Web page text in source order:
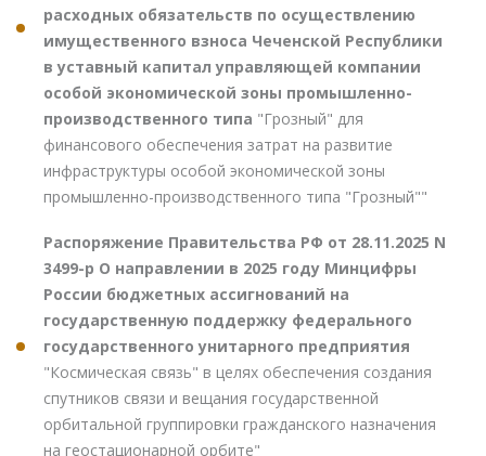
расходных обязательств по осуществлению
имущественного взноса Чеченской Республики
в уставный капитал управляющей компании
особой экономической зоны промышленно-
производственного типа "Грозный" для
финансового обеспечения затрат на развитие
инфраструктуры особой экономической зоны
промышленно-производственного типа "Грозный""
Распоряжение Правительства РФ от 28.11.2025 N
3499-р О направлении в 2025 году Минцифры
России бюджетных ассигнований на
государственную поддержку федерального
государственного унитарного предприятия
"Космическая связь" в целях обеспечения создания
спутников связи и вещания государственной
орбитальной группировки гражданского назначения
на геостационарной орбите"